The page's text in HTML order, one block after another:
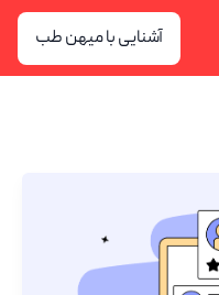
آشنایی با میهن طب